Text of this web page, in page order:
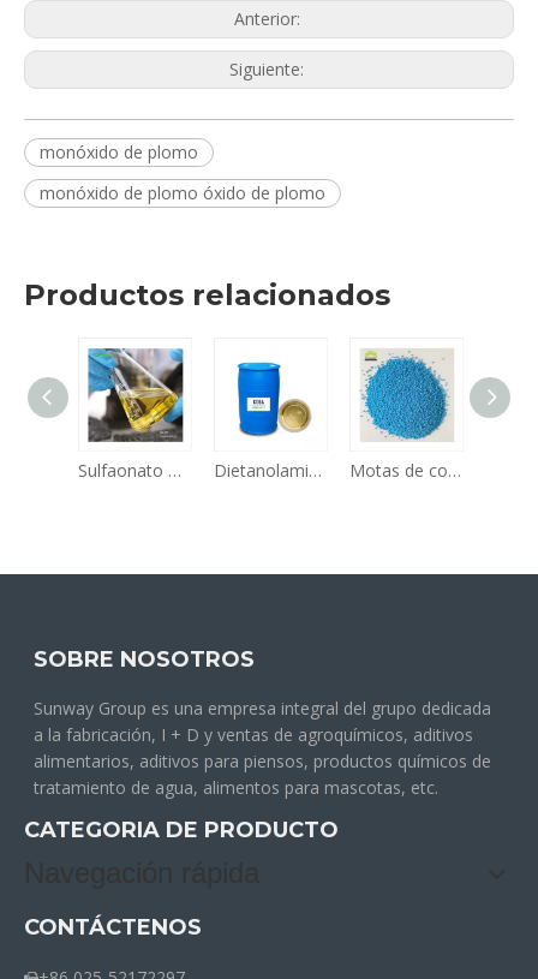
Anterior:
Siguiente:
monóxido de plomo
monóxido de plomo óxido de plomo
Productos relacionados
Sulfaonato de alfa olefina AOS Dietanolamida de coco CDEA Motas de color azul, rojo y verde
SOBRE NOSOTROS
Sunway Group es una empresa integral del grupo dedicada
a la fabricación, I + D y ventas de agroquímicos, aditivos
alimentarios, aditivos para piensos, productos químicos de
tratamiento de agua, alimentos para mascotas, etc.
CATEGORIA DE PRODUCTO
Navegación rápida
CONTÁCTENOS